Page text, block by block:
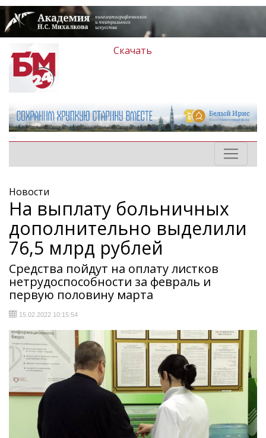
Скачать
Новости
На выплату больничных
дополнительно выделили
76,5 млрд рублей
Средства пойдут на оплату листков
нетрудоспособности за февраль и
первую половину марта
15.02.2022 10:15:54